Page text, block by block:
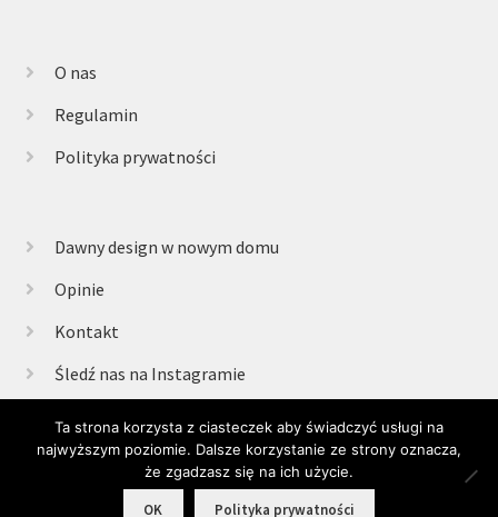
O nas
Regulamin
Polityka prywatności
Dawny design w nowym domu
Opinie
Kontakt
Śledź nas na Instagramie
© Retrogabinet 2025
Ta strona korzysta z ciasteczek aby świadczyć usługi na
najwyższym poziomie. Dalsze korzystanie ze strony oznacza,
że zgadzasz się na ich użycie.
OK Polityka prywatności